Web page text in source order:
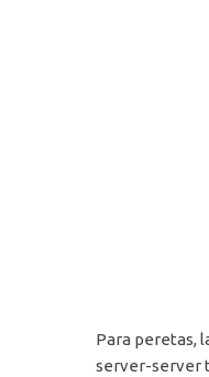
Para peretas,
server-server